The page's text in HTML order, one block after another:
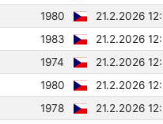
1980
21.2.2026
1983
21.2.2026
1974
21.2.2026
1980
21.2.2026
1978
21.2.2026